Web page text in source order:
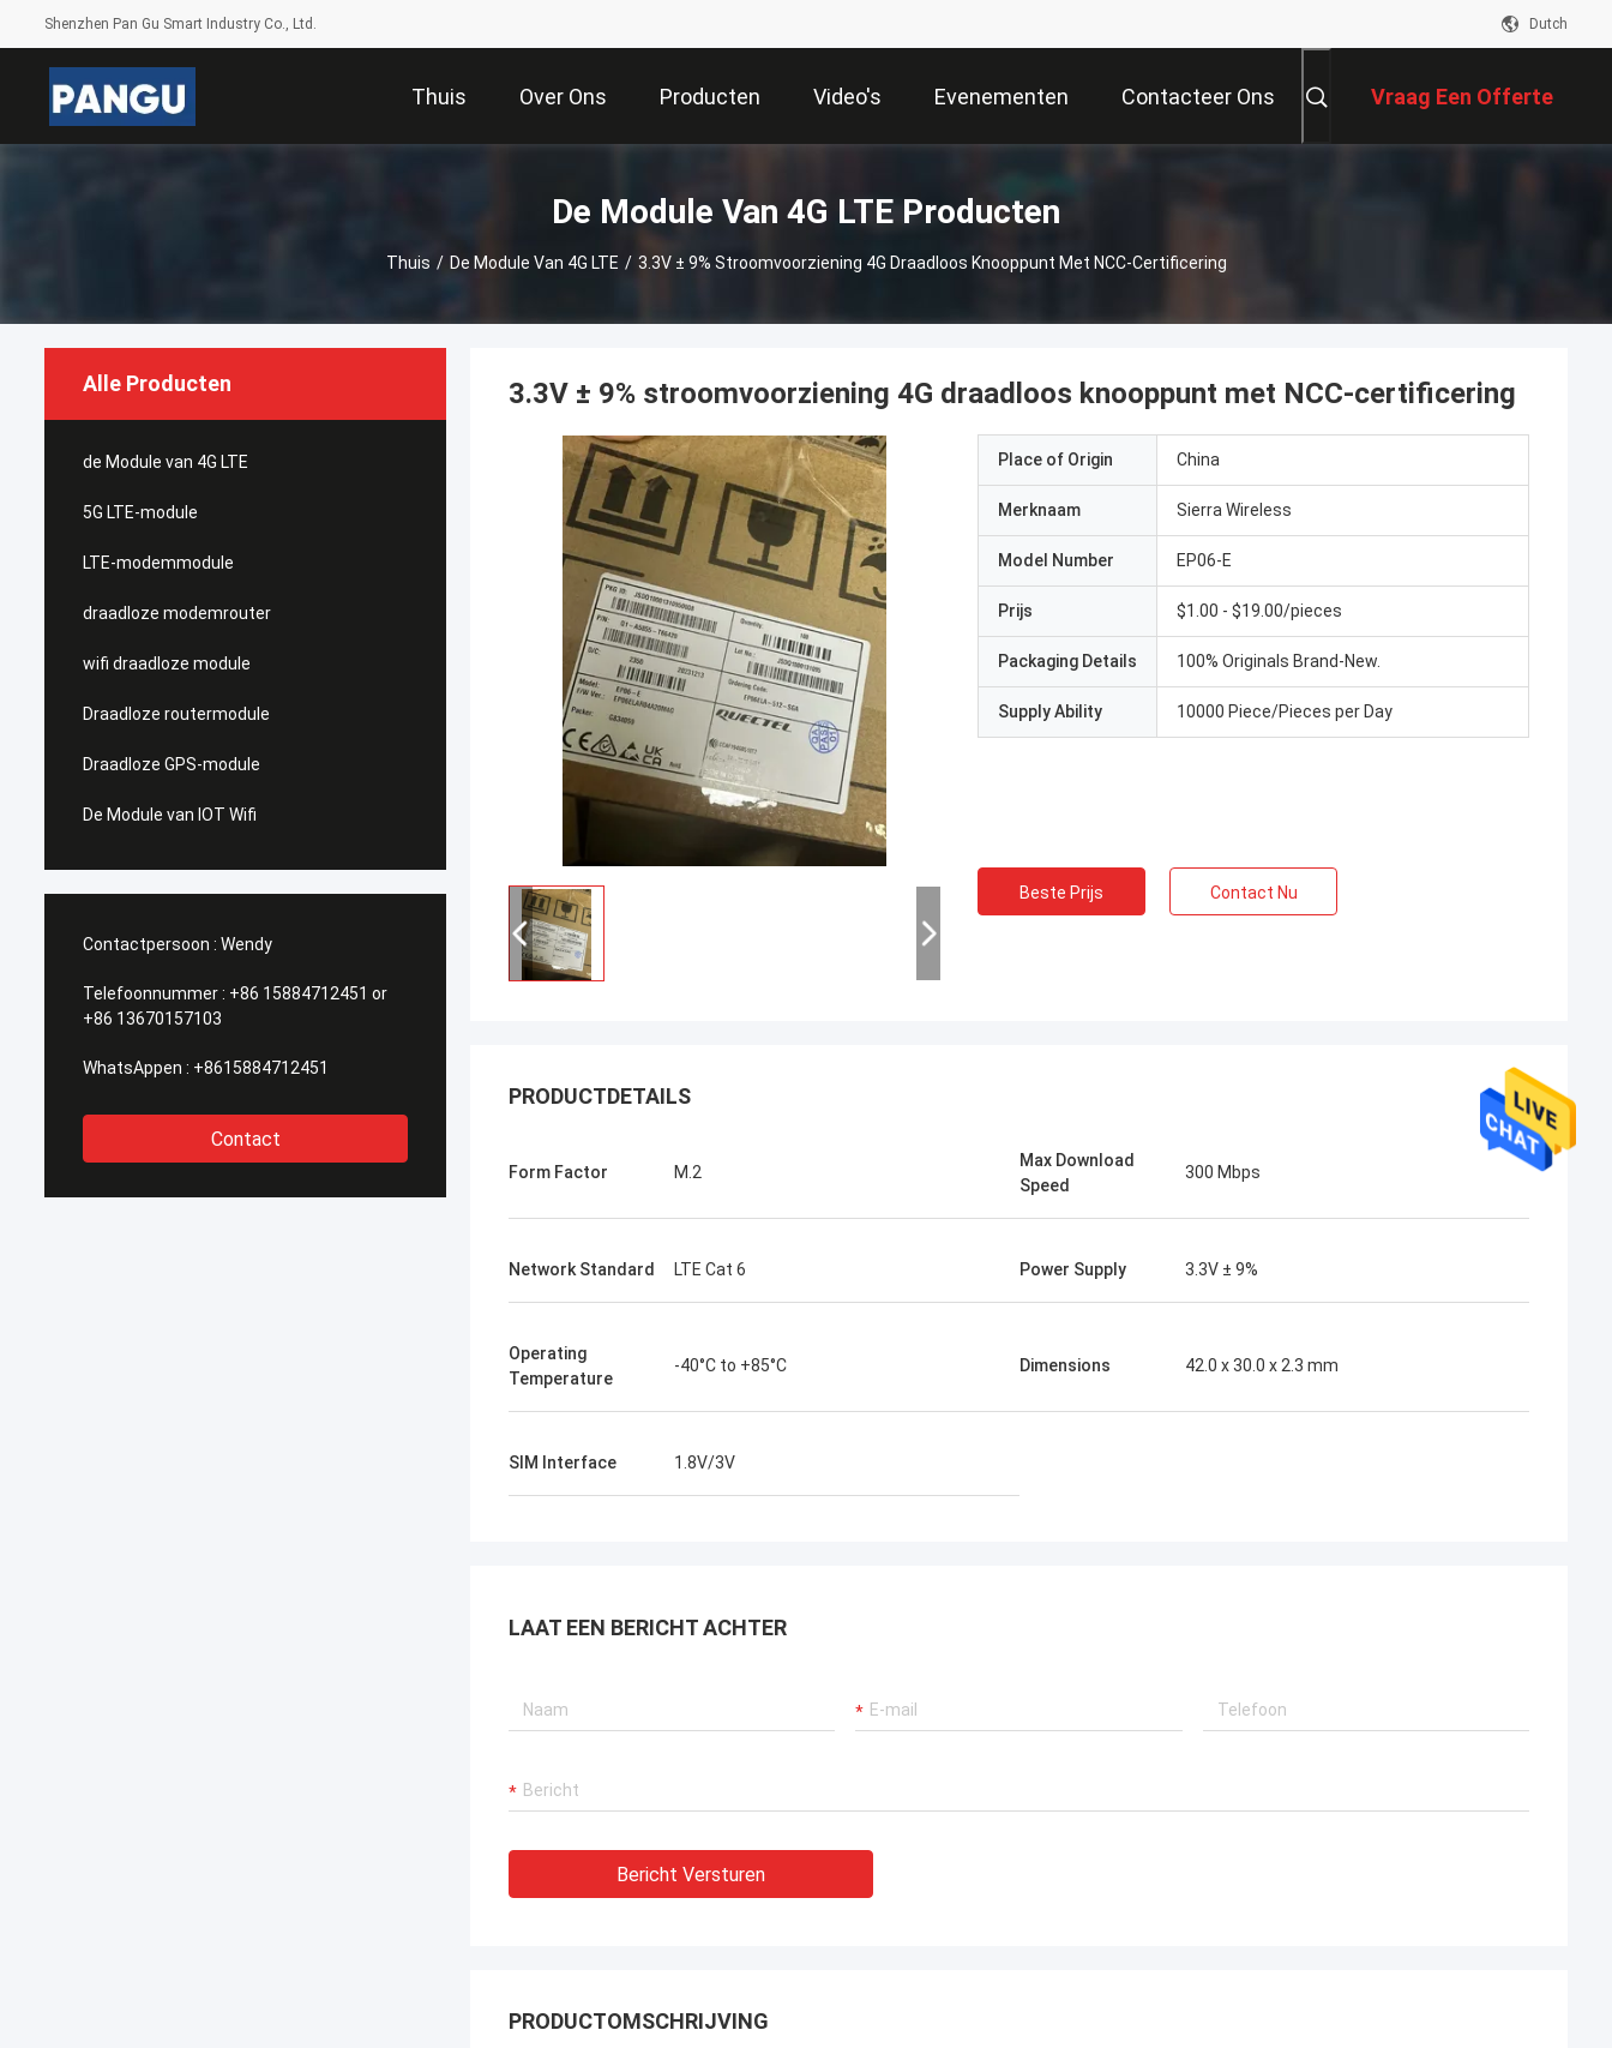
Shenzhen Pan Gu Smart Industry Co., Ltd. Dutch
Thuis Over Ons Producten Video's Evenementen Contacteer Ons Vraag Een Offerte
De Module Van 4G LTE Producten
Thuis / De Module Van 4G LTE / 3.3V ± 9% Stroomvoorziening 4G Draadloos Knooppunt Met NCC-Certificering
Alle Producten
de Module van 4G LTE
5G LTE-module
LTE-modemmodule
draadloze modemrouter
wifi draadloze module
Draadloze routermodule
Draadloze GPS-module
De Module van IOT Wifi
Contactpersoon : Wendy
Telefoonnummer : +86 15884712451 or
+86 13670157103
WhatsAppen : +8615884712451
Contact
3.3V ± 9% stroomvoorziening 4G draadloos knooppunt met NCC-certificering
Place of Origin China
Merknaam Sierra Wireless
Model Number EP06-E
Prijs $1.00 - $19.00/pieces
Packaging Details 100% Originals Brand-New.
Supply Ability 10000 Piece/Pieces per Day
Beste Prijs Contact Nu
PRODUCTDETAILS
Form Factor M.2
Max Download
Speed
300 Mbps
Network Standard LTE Cat 6 Power Supply 3.3V ± 9%
Operating
Temperature
-40°C to +85°C Dimensions 42.0 x 30.0 x 2.3 mm
SIM Interface 1.8V/3V
LAAT EEN BERICHT ACHTER
Bericht Versturen
PRODUCTOMSCHRIJVING